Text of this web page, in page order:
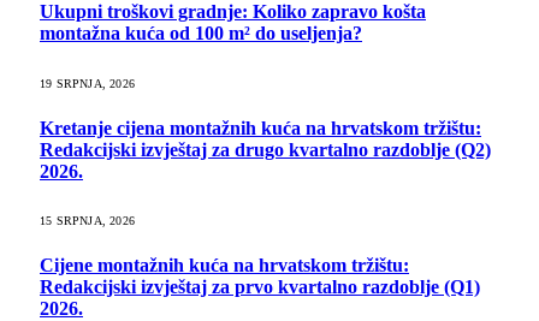
Ukupni troškovi gradnje: Koliko zapravo košta
montažna kuća od 100 m² do useljenja?
19 SRPNJA, 2026
Kretanje cijena montažnih kuća na hrvatskom tržištu:
Redakcijski izvještaj za drugo kvartalno razdoblje (Q2)
2026.
15 SRPNJA, 2026
Cijene montažnih kuća na hrvatskom tržištu:
Redakcijski izvještaj za prvo kvartalno razdoblje (Q1)
2026.